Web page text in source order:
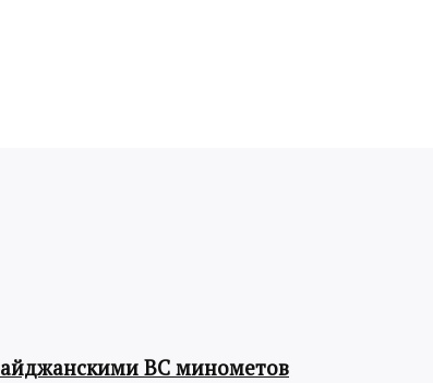
ВС минометов